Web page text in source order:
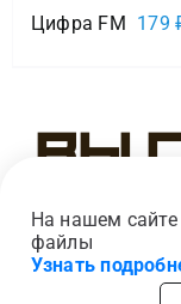
Цифра FM 179
Вы
На нашем
файлы
Узнать